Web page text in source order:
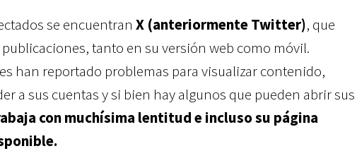
se encuentran X (anteriormente Twitter), que
tanto en su versión web como móvil.
han reportado problemas para visualizar contenido,
a sus cuentas y si bien hay algunos que pueden abrir sus
con muchísima lentitud e incluso su página